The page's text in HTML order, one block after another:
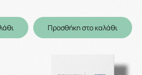
Προσθήκη στο καλάθι